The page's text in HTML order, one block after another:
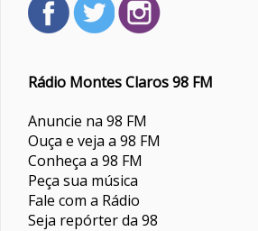
Rádio Montes Claros 98 FM
Anuncie na 98 FM
Ouça e veja a 98 FM
Conheça a 98 FM
Peça sua música
Fale com a Rádio
Seja repórter da 98